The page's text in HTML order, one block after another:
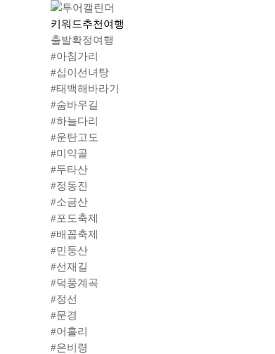
키워드추천여행
출발확정여행
#아침가리
#십이선녀탕
#태백해바라기
#숨바우길
#하늘다리
#운탄고도
#미약골
#두타산
#정동진
#소금산
#포도축제
#배꼽축제
#민둥산
#선재길
#덕풍계곡
#정선
#문경
#어흘리
#은비령